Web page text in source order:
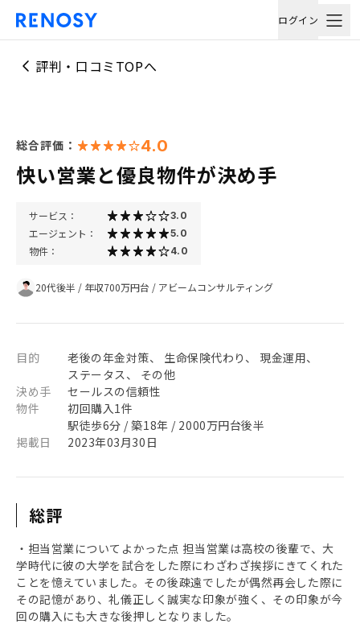
ログイン
評判・口コミTOPへ
総合評価： 4.0
快い営業と優良物件が決め手
サービス： 3.0
エージェント： 5.0
物件： 4.0
20代後半 / 年収700万円台 / アビームコンサルティング
目的
老後の年金対策、 生命保険代わり、 現金運用、
ステータス、 その他
決め手
セールスの信頼性
物件
初回購入1件
駅徒歩6分 / 築18年 / 2000万円台後半
掲載日
2023年03月30日
総評
・担当営業についてよかった点 担当営業は高校の後輩で、大
学時代に彼の大学を試合をした際にわざわざ挨拶にきてくれた
ことを憶えていました。その後疎遠でしたが偶然再会した際に
その記憶があり、礼儀正しく誠実な印象が強く、その印象が今
回の購入にも大きな後押しとなりました。